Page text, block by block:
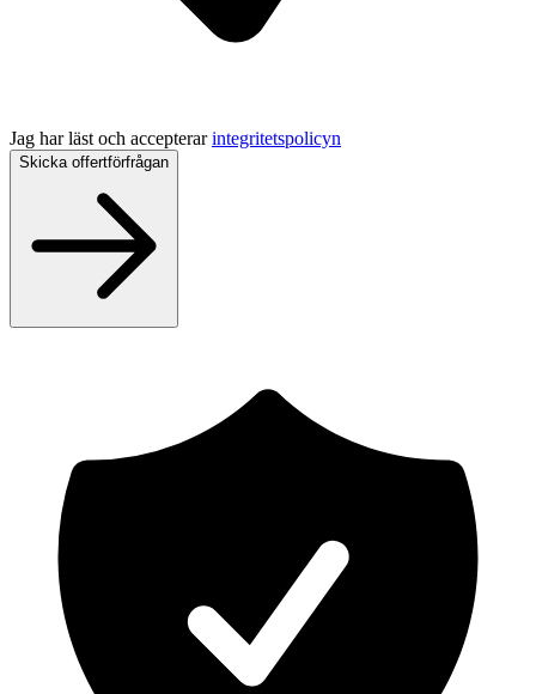
Jag har läst och accepterar integritetspolicyn
Skicka offertförfrågan